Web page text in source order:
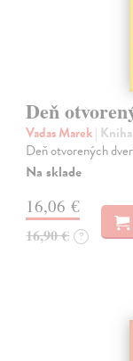
Deň
Vadas Marek| Kniha
Deň otvorených
Na sklade
16,06 €
16,90 € ?